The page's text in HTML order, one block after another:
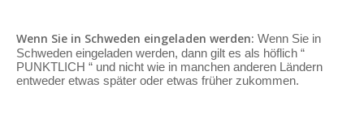
Wenn Sie in Schweden eingeladen werden: Wenn Sie in
Schweden eingeladen werden, dann gilt es als höflich “
PUNKTLICH “ und nicht wie in manchen anderen Ländern
entweder etwas später oder etwas früher zukommen.